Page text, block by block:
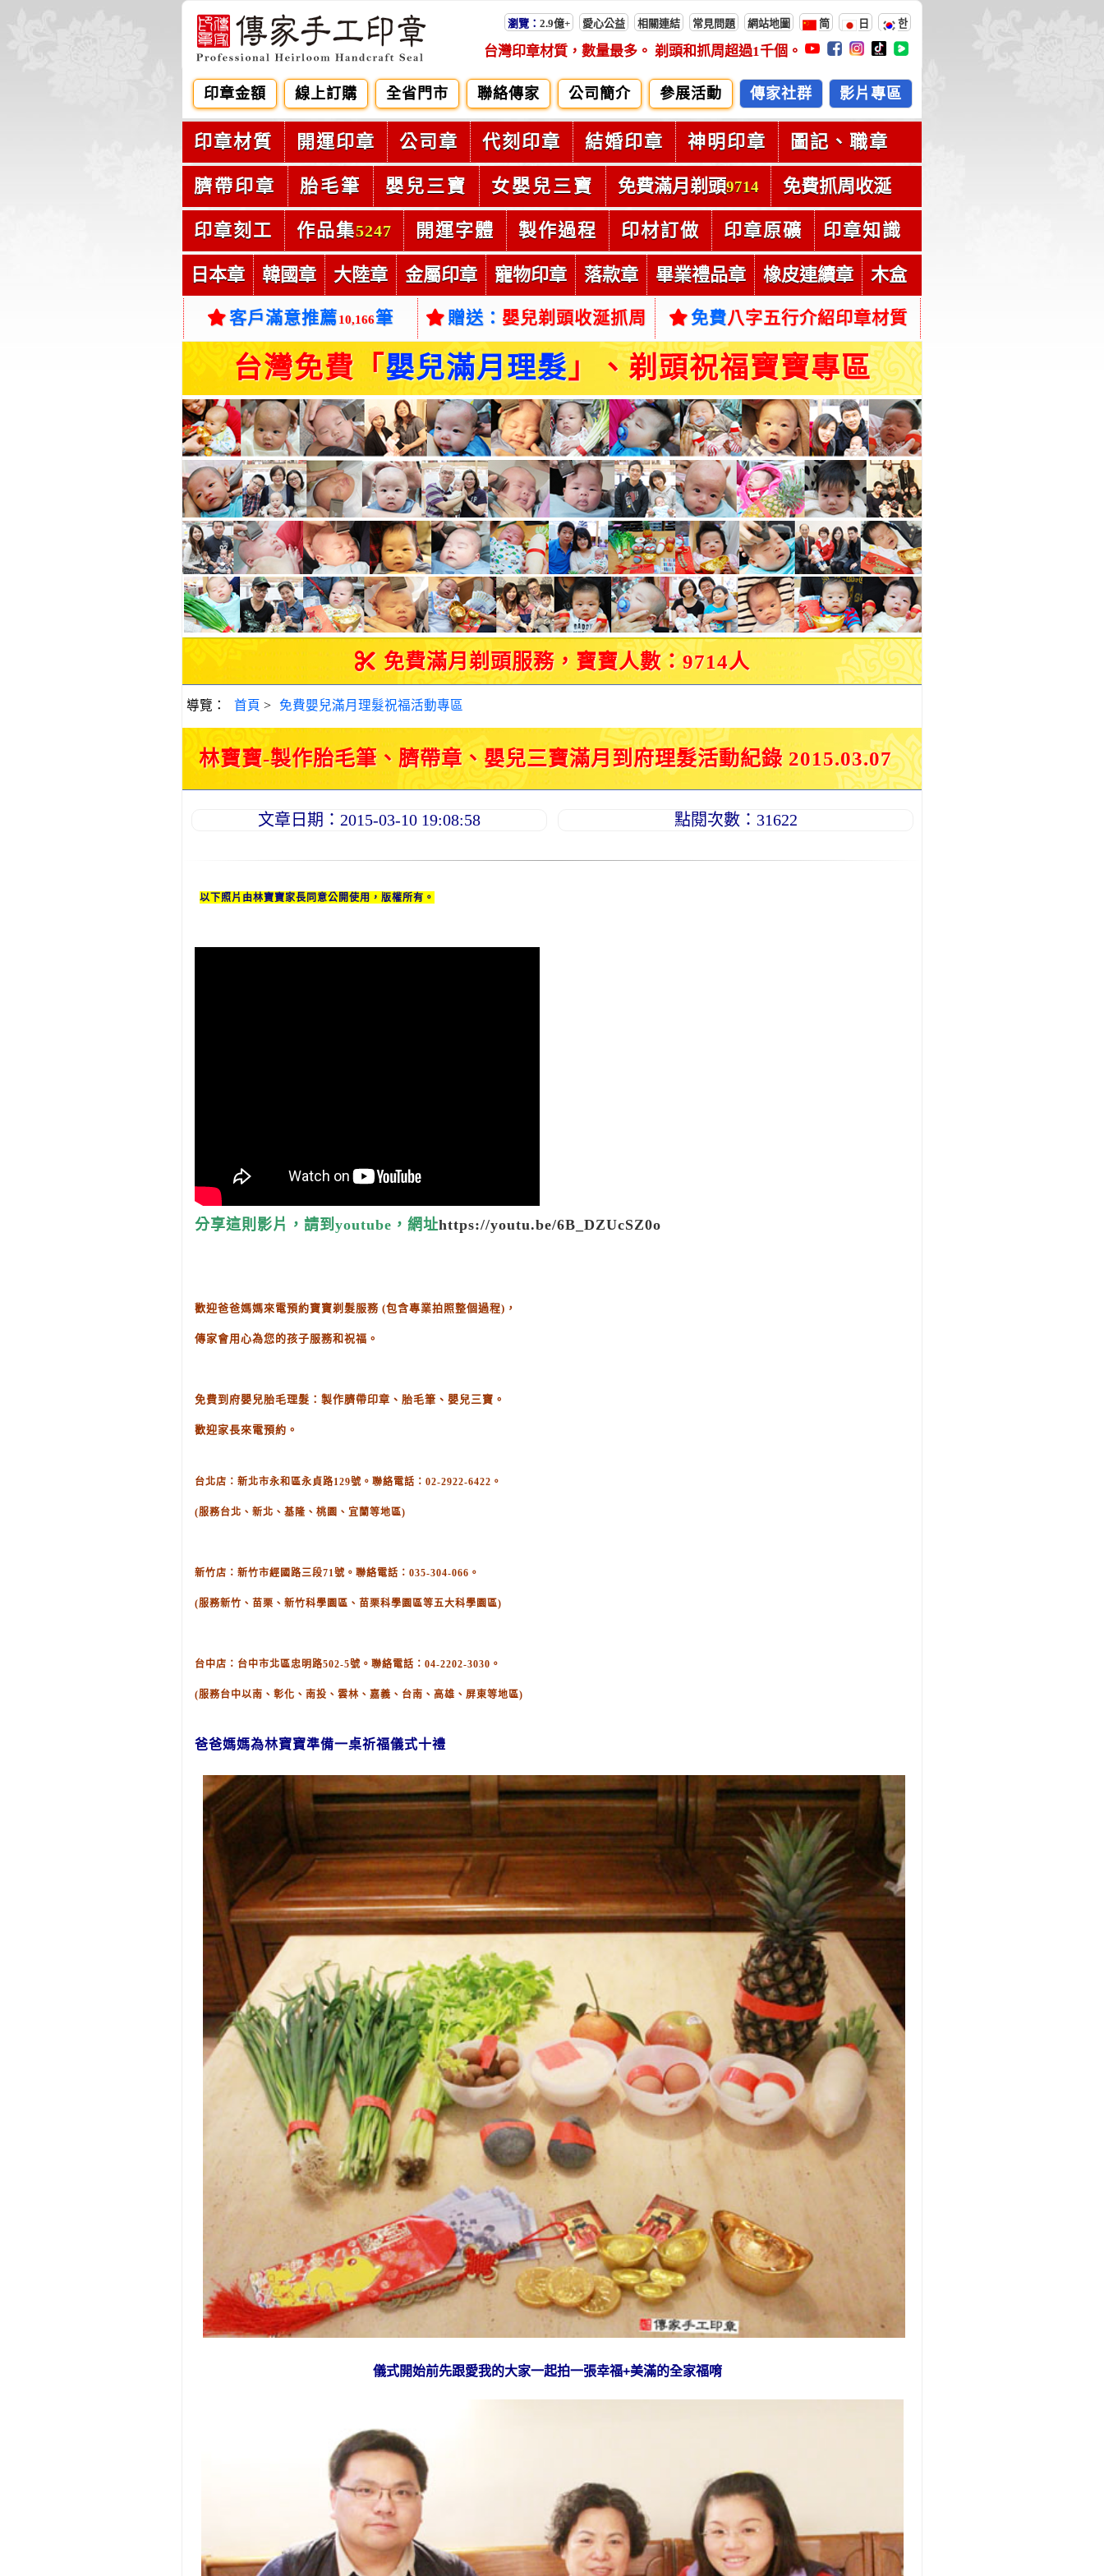
瀏覽： 2.9億+ 愛心公益 相關連結 常見問題 網站地圖 简 日 한
台灣印章材質，數量最多。 剃頭和抓周超過1千個。
印章金額 線上訂購 全省門市 聯絡傳家 公司簡介 參展活動 傳家社群 影片專區
印章材質 開運印章 公司章 代刻印章 結婚印章 神明印章 圖記、職章
臍帶印章 胎毛筆 嬰兒三寶 女嬰兒三寶 免費滿月剃頭9714 免費抓周收涎
印章刻工 作品集5247 開運字體 製作過程 印材訂做 印章原礦 印章知識
日本章 韓國章 大陸章 金屬印章 寵物印章 落款章 畢業禮品章 橡皮連續章 木盒
客戶滿意推薦10,166筆 贈送： 嬰兒剃頭收涎抓周 免費八字五行介紹印章材質
台灣免費「 嬰兒滿月理髮」、剃頭祝福寶寶專區
免費滿月剃頭服務，寶寶人數：9714人
導覽： 首頁 > 免費嬰兒滿月理髮祝福活動專區
林寶寶-製作胎毛筆、臍帶章、嬰兒三寶滿月到府理髮活動紀錄 2015.03.07
文章日期：2015-03-10 19:08:58 點閱次數：31622
以下照片由林寶寶家長同意公開使用，版權所有。
分享這則影片，請到youtube，網址https://youtu.be/6B_DZUcSZ0o
歡迎爸爸媽媽來電預約寶寶剃髮服務 (包含專業拍照整個過程) ，
傳家會用心為您的孩子服務和祝福。
免費到府嬰兒胎毛理髮：製作臍帶印章、胎毛筆、嬰兒三寶。
歡迎家長來電預約。
台北店：新北市永和區永貞路129號。聯絡電話：02-2922-6422。
(服務台北、新北、基隆、桃園、宜蘭等地區)
新竹店：新竹市經國路三段71號。聯絡電話：035-304-066。
(服務新竹、苗栗、新竹科學園區、苗栗科學園區等五大科學園區)
台中店：台中市北區忠明路502-5號。聯絡電話：04-2202-3030。
(服務台中以南、彰化、南投、雲林、嘉義、台南、高雄、屏東等地區)
爸爸媽媽為林寶寶準備一桌祈福儀式十禮
儀式開始前先跟愛我的大家一起拍一張幸福+美滿的全家福唷